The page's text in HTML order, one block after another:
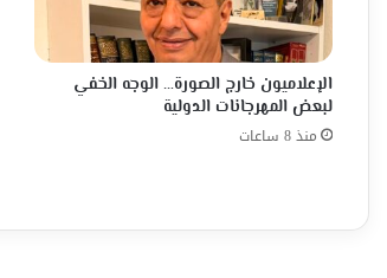
الإعلاميون خارج الصورة… الوجه الخفي
لبعض المهرجانات الدولية
منذ 8 ساعات